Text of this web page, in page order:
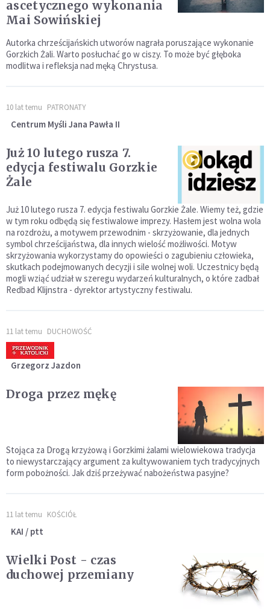
ascetycznego wykonania
Mai Sowińskiej
Autorka chrześcijańskich utworów nagrała poruszające wykonanie
Gorzkich Żali. Warto posłuchać go w ciszy. To może być głęboka
modlitwa i refleksja nad męką Chrystusa.
10 lat temu PATRONATY
Centrum Myśli Jana Pawła II
Już 10 lutego rusza 7.
edycja festiwalu Gorzkie
Żale
Już 10 lutego rusza 7. edycja festiwalu Gorzkie Żale. Wiemy też, gdzie
w tym roku odbędą się festiwalowe imprezy. Hasłem jest wolna wola
na rozdrożu, a motywem przewodnim - skrzyżowanie, dla jednych
symbol chrześcijaństwa, dla innych wielość możliwości. Motyw
skrzyżowania wykorzystamy do opowieści o zagubieniu człowieka,
skutkach podejmowanych decyzji i sile wolnej woli. Uczestnicy będą
mogli wziąć udział w szeregu wydarzeń kulturalnych, o które zadbał
Redbad Klijnstra - dyrektor artystyczny festiwalu.
11 lat temu DUCHOWOŚĆ
Grzegorz Jazdon
Droga przez mękę
Stojąca za Drogą krzyżową i Gorzkimi żalami wielowiekowa tradycja
to niewystarczający argument za kultywowaniem tych tradycyjnych
form pobożności. Jak dziś przeżywać nabożeństwa pasyjne?
11 lat temu KOŚCIÓŁ
KAI / ptt
Wielki Post - czas
duchowej przemiany